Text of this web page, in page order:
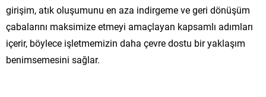
girişim, atık oluşumunu en aza indirgeme ve geri dönüşüm
çabalarını maksimize etmeyi amaçlayan kapsamlı adımları
içerir, böylece işletmemizin daha çevre dostu bir yaklaşım
benimsemesini sağlar.